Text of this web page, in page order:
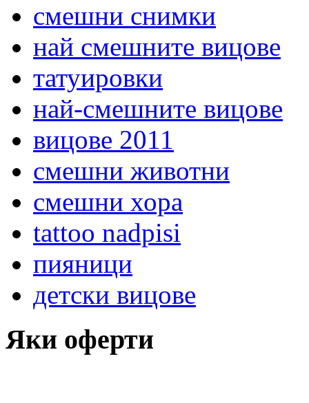
смешни снимки
най смешните вицове
татуировки
най-смешните вицове
вицове 2011
смешни животни
смешни хора
tattoo nadpisi
пияници
детски вицове
Яки оферти